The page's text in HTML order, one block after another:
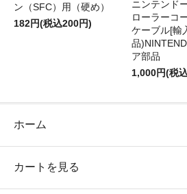
ン（SFC）用（硬め）
182円(税込200円)
ニンテンド
ローラーコ
ケーブル[輸
品
ア部品
1,000円(税
ホーム
カートを見る